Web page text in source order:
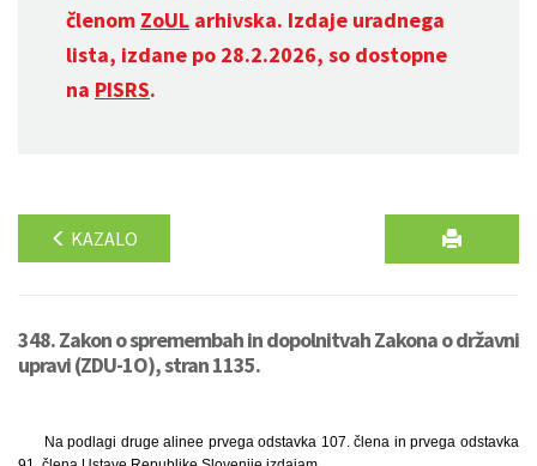
členom ZoUL arhivska. Izdaje uradnega
lista, izdane po 28.2.2026, so dostopne
na PISRS.
KAZALO
348. Zakon o spremembah in dopolnitvah Zakona o državni
upravi (ZDU-1O), stran 1135.
Na podlagi druge alinee prvega odstavka 107. člena in prvega odstavka